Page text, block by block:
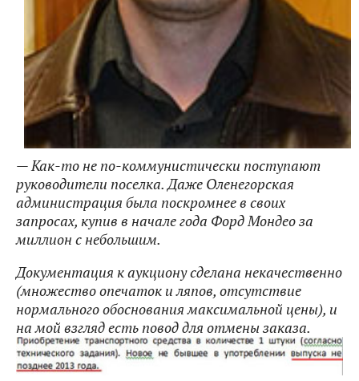
— Как-то не по-коммунистически поступают
руководители поселка. Даже Оленегорская
администрация была поскромнее в своих
запросах, купив в начале года Форд Мондео за
миллион с небольшим.
Документация к аукциону сделана некачественно
(множество опечаток и ляпов, отсутствие
нормального обоснования максимальной цены), и
на мой взгляд есть повод для отмены заказа.